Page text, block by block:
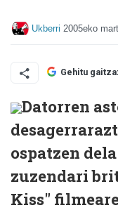
Ukberri 2005eko
Gehitu
Datorren
ospatzen
zuzendari
Kiss"